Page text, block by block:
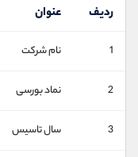
ردیف عنوان
نام شرکت
نماد بورسی
سال تاسیس
تلگرام